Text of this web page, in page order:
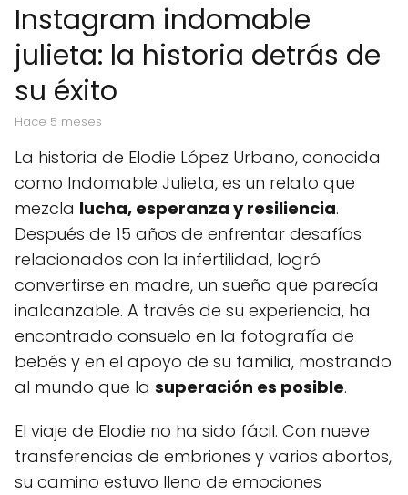
Instagram indomable
julieta: la historia detrás de
su éxito
hace 5 meses
La historia de Elodie López Urbano, conocida
como Indomable Julieta, es un relato que
mezcla lucha, esperanza y resiliencia.
Después de 15 años de enfrentar desafíos
relacionados con la infertilidad, logró
convertirse en madre, un sueño que parecía
inalcanzable. A través de su experiencia, ha
encontrado consuelo en la fotografía de
bebés y en el apoyo de su familia, mostrando
al mundo que la superación es posible.
El viaje de Elodie no ha sido fácil. Con nueve
transferencias de embriones y varios abortos,
su camino estuvo lleno de emociones